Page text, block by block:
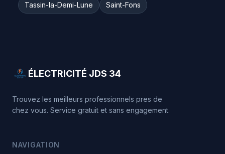
Tassin-la-Demi-Lune
Saint-Fons
ÉLECTRICITÉ JDS 34
Trouvez les meilleurs professionnels pres de
chez vous. Service gratuit et sans engagement.
NAVIGATION